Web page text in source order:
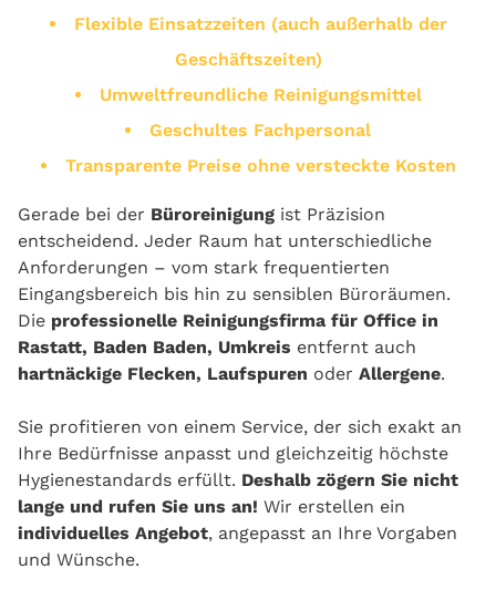
Flexible Einsatzzeiten (auch außerhalb der
Geschäftszeiten)
Umweltfreundliche Reinigungsmittel
Geschultes Fachpersonal
Transparente Preise ohne versteckte Kosten
Gerade bei der Büroreinigung ist Präzision
entscheidend. Jeder Raum hat unterschiedliche
Anforderungen – vom stark frequentierten
Eingangsbereich bis hin zu sensiblen Büroräumen.
Die professionelle Reinigungsfirma für Office in
Rastatt, Baden Baden, Umkreis entfernt auch
hartnäckige Flecken, Laufspuren oder Allergene.
Sie profitieren von einem Service, der sich exakt an
Ihre Bedürfnisse anpasst und gleichzeitig höchste
Hygienestandards erfüllt. Deshalb zögern Sie nicht
lange und rufen Sie uns an! Wir erstellen ein
individuelles Angebot, angepasst an Ihre Vorgaben
und Wünsche.